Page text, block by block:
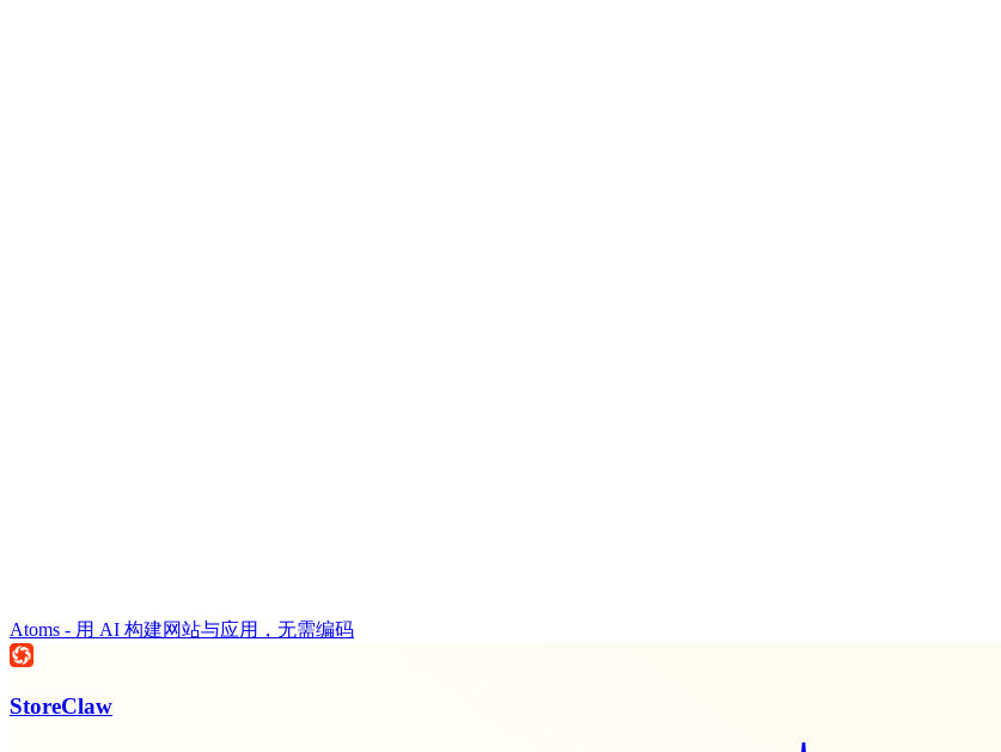
Atoms - 用 AI 构建网站与应用，无需编码
StoreClaw